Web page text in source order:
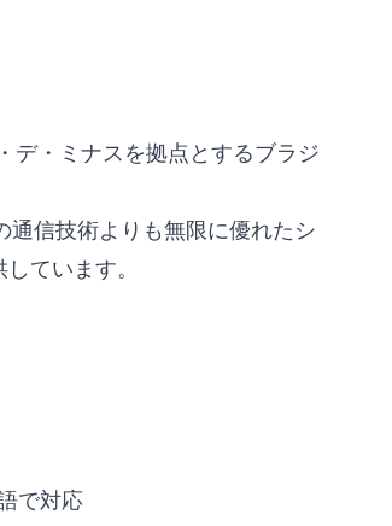
デ・ミナスを拠点とするブラジ
通信技術よりも無限に優れたシ
ています。
で対応